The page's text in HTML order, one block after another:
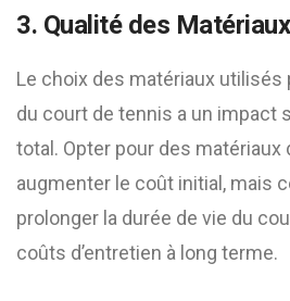
3. Qualité des Matériaux
Le choix des matériaux
du court de tennis a un impact
total. Opter pour des matériaux
augmenter le coût initial, mais
prolonger la durée de vie du
coûts d’entretien à long terme.